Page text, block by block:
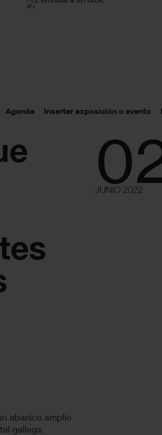
Agenda Insertar exposición o evento
JUNIO 2022
abanico amplio
gallega.